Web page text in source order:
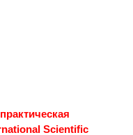
Scientific